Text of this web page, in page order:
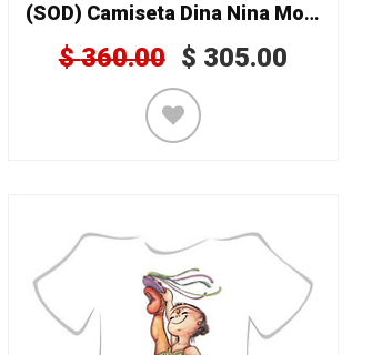
(SOD) Camiseta Dina Nina Mod. 099
$360.00 $ 305.00